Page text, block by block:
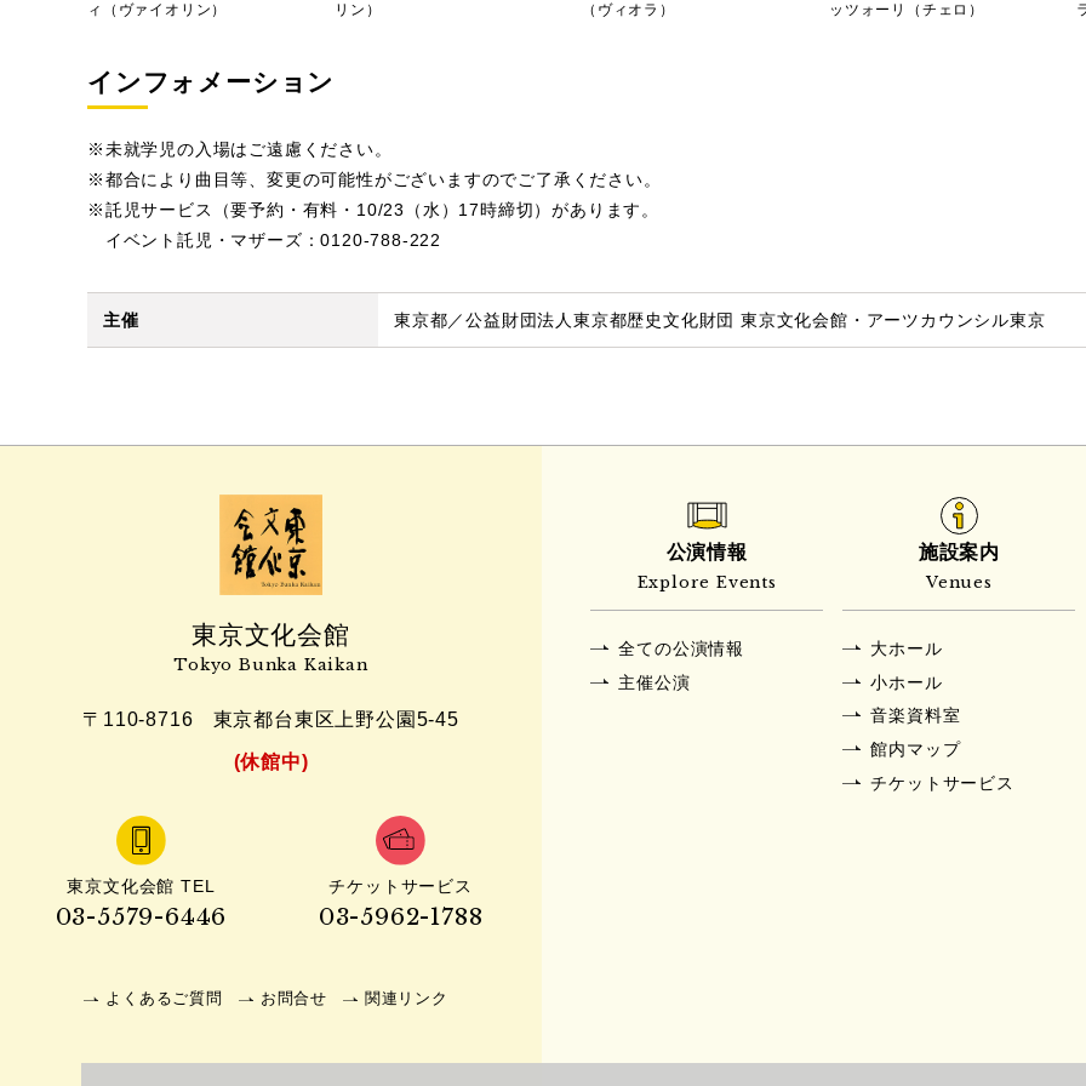
ィ（ヴァイオリン） リン） （ヴィオラ） ッツォーリ（チェロ）
インフォメーション
※未就学児の入場はご遠慮ください。
※都合により曲目等、変更の可能性がございますのでご了承ください。
※託児サービス（要予約・有料・10/23（水）17時締切）があります。
イベント託児・マザーズ：0120-788-222
主催 東京都／公益財団法人東京都歴史文化財団 東京文化会館・アーツカウンシル東京
東京文化会館
Tokyo Bunka Kaikan
〒110-8716 東京都台東区上野公園5-45
(休館中)
東京文化会館 TEL
03-5579-6446
チケットサービス
03-5962-1788
よくあるご質問 お問合せ 関連リンク
公演情報
Explore Events
全ての公演情報
主催公演
施設案内
Venues
大ホール
小ホール
音楽資料室
館内マップ
チケットサービス